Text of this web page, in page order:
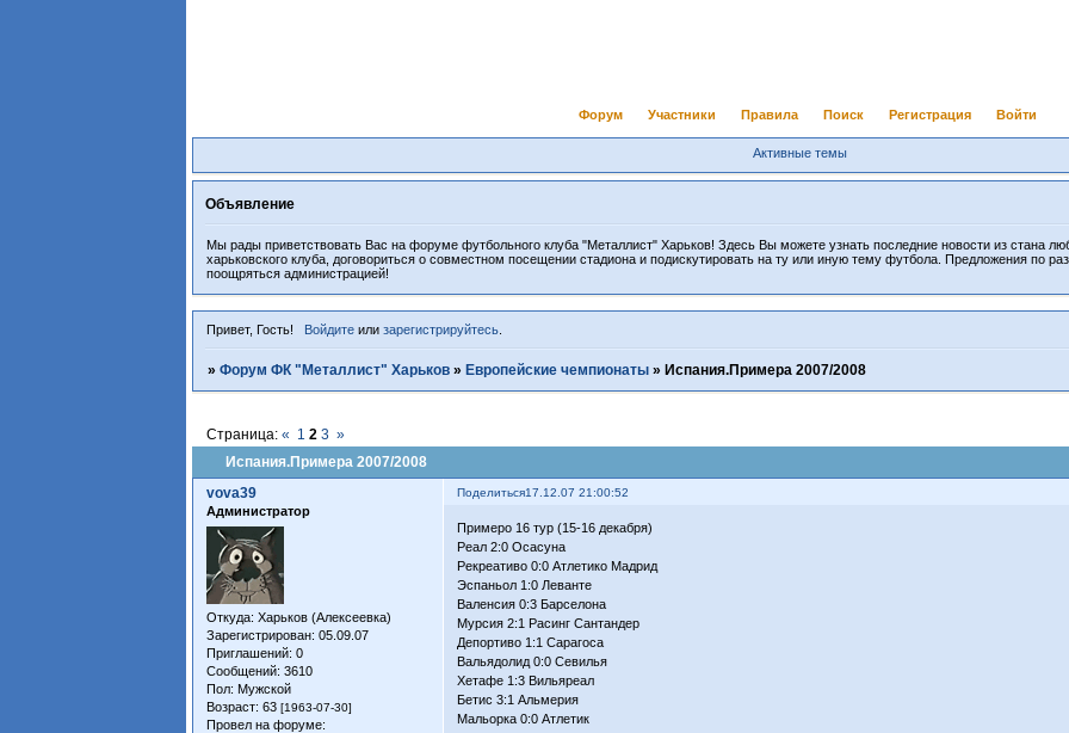
Форум Участники Правила Поиск Регистрация Войти
Активные темы
Объявление
Мы рады приветствовать Вас на форуме футбольного клуба "Металлист" Харьков! Здесь Вы можете узнать последние новости из стана
харьковского клуба, договориться о совместном посещении стадиона и подискутировать на ту или иную тему футбола. Предложения по
поощряться администрацией!
Привет, Гость! Войдитеили зарегистрируйтесь.
»Форум ФК "Металлист" Харьков » Европейские чемпионаты » Испания.Примера 2007/2008
Испания.Примера 2007/2008
Страница:« 1 2 3 »
Поделиться17.12.07 21:00:52
vova39
Администратор
Откуда: Харьков (Алексеевка)
Зарегистрирован: 05.09.07
Приглашений: 0
Сообщений: 3610
Пол: Мужской
Возраст: 63[1963-07-30]
Провел на форуме:
Примеро 16 тур (15-16 декабря)
Реал 2:0 Осасуна
Рекреативо 0:0 Атлетико Мадрид
Эспаньол 1:0 Леванте
Валенсия 0:3 Барселона
Мурсия 2:1 Расинг Сантандер
Депортиво 1:1 Сарагоса
Вальядолид 0:0 Севилья
Хетафе 1:3 Вильяреал
Бетис 3:1 Альмерия
Мальорка 0:0 Атлетик